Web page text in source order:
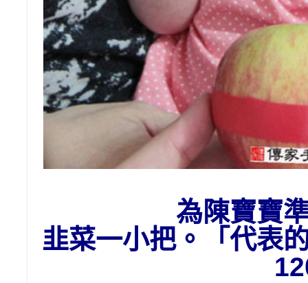
為陳寶寶
韭菜一小把。「代表